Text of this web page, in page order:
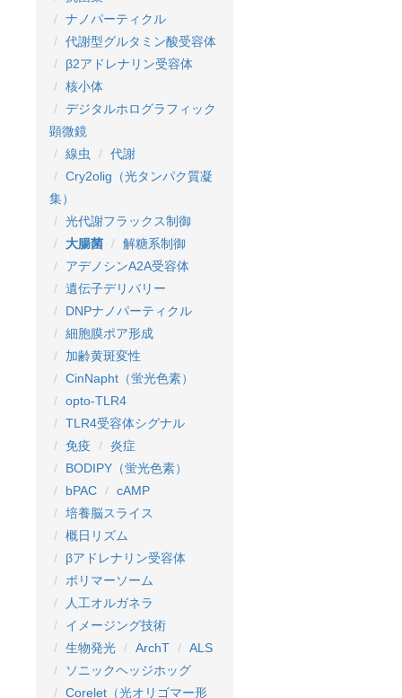
ナノパーティクル
代謝型グルタミン酸受容体
β2アドレナリン受容体
核小体
デジタルホログラフィック
顕微鏡
線虫
代謝
Cry2olig（光タンパク質凝
集）
光代謝フラックス制御
大腸菌
解糖系制御
アデノシンA2A受容体
遺伝子デリバリー
DNPナノパーティクル
細胞膜ポア形成
加齢黄斑変性
CinNapht（蛍光色素）
opto-TLR4
TLR4受容体シグナル
免疫
炎症
BODIPY（蛍光色素）
bPAC
cAMP
培養脳スライス
概日リズム
βアドレナリン受容体
ポリマーソーム
人工オルガネラ
イメージング技術
生物発光
ArchT
ALS
ソニックヘッジホッグ
Corelet（光オリゴマー形